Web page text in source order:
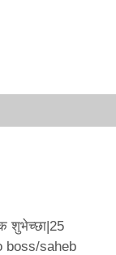
शुभेच्छा|25
boss/saheb